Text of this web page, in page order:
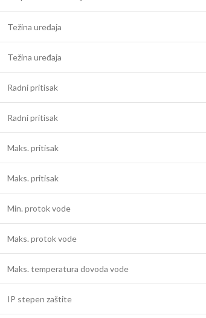
Težina uređaja
Težina uređaja
Radni pritisak
Radni pritisak
Maks. pritisak
Maks. pritisak
Min. protok vode
Maks. protok vode
Maks. temperatura dovoda vode
IP stepen zaštite